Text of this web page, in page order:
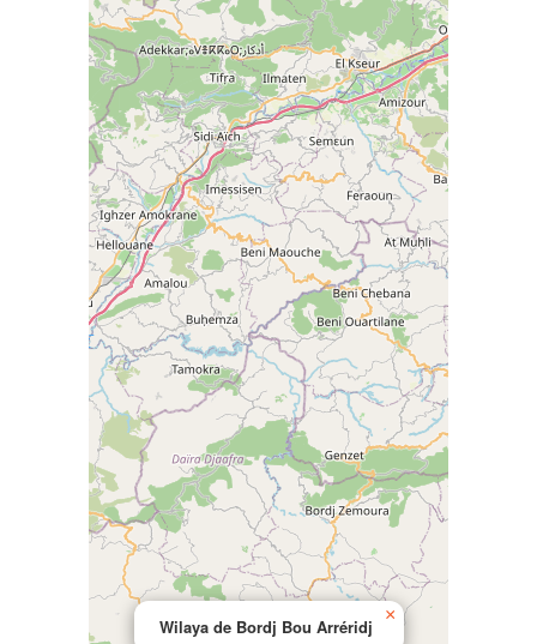
Wilaya de Bordj Bou Arréridj
×